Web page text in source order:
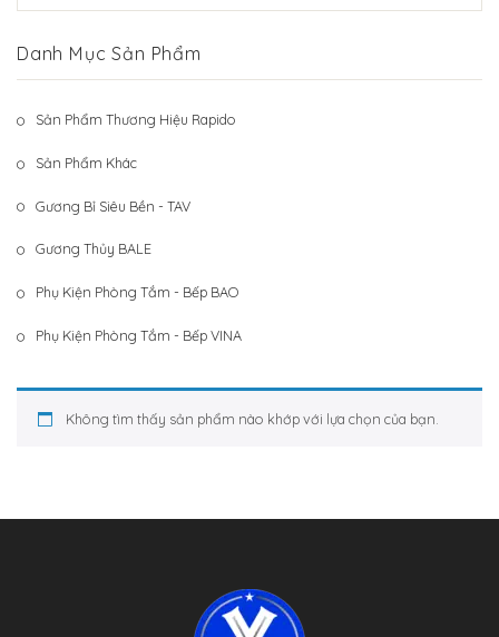
Phụ Kiện Phòng Tắm – Bếp VINA
Sản Phẩm Khác
Danh Mục Sản Phẩm
Sản Phẩm Thương Hiệu Rapido
Sản Phẩm Khác
Gương Bỉ Siêu Bền - TAV
Gương Thủy BALE
Phụ Kiện Phòng Tắm - Bếp BAO
Phụ Kiện Phòng Tắm - Bếp VINA
Không tìm thấy sản phẩm nào khớp với lựa chọn của bạn.